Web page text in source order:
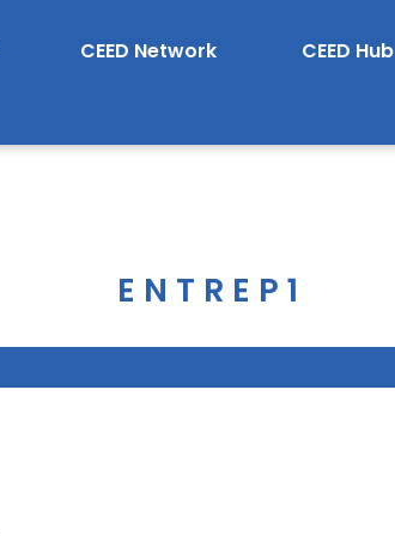
CEED Network CEED Hub
ENTREP1